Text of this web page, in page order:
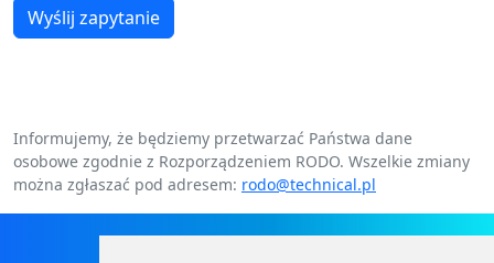
Wyślij zapytanie
Informujemy, że będziemy przetwarzać Państwa dane
osobowe zgodnie z Rozporządzeniem RODO. Wszelkie zmiany
można zgłaszać pod adresem: rodo@technical.pl